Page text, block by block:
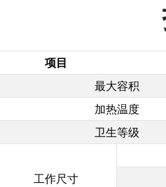
项目
最大容积
加热温度
卫生等级
工作尺寸